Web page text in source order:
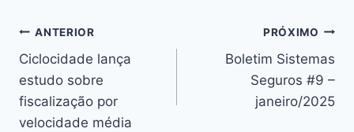
Navegação
de
Post
ANTERIOR
Ciclocidade lança
estudo sobre
fiscalização por
velocidade média
PRÓXIMO
Boletim Sistemas
Seguros #9 –
janeiro/2025